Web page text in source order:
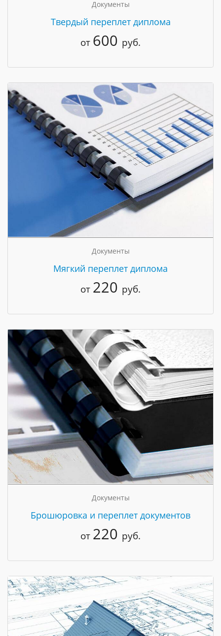
Документы
Твердый переплет диплома
от 600 руб.
Документы
Мягкий переплет диплома
от 220 руб.
Документы
Брошюровка и переплет документов
от 220 руб.